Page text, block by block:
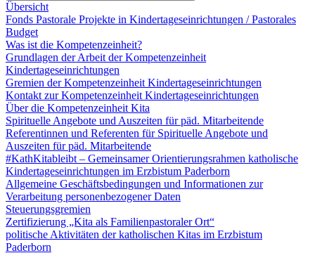
Übersicht
Fonds Pastorale Projekte in Kindertageseinrichtungen / Pastorales
Budget
Was ist die Kompetenzeinheit?
Grundlagen der Arbeit der Kompetenzeinheit
Kindertageseinrichtungen
Gremien der Kompetenzeinheit Kindertageseinrichtungen
Kontakt zur Kompetenzeinheit Kindertageseinrichtungen
Über die Kompetenzeinheit Kita
Spirituelle Angebote und Auszeiten für päd. Mitarbeitende
Referentinnen und Referenten für Spirituelle Angebote und
Auszeiten für päd. Mitarbeitende
#KathKitableibt – Gemeinsamer Orientierungsrahmen katholische
Kindertageseinrichtungen im Erzbistum Paderborn
Allgemeine Geschäftsbedingungen und Informationen zur
Verarbeitung personenbezogener Daten
Steuerungsgremien
Zertifizierung „Kita als Familienpastoraler Ort“
politische Aktivitäten der katholischen Kitas im Erzbistum
Paderborn